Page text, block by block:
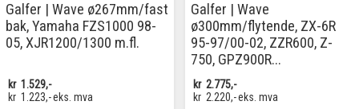
Galfer | Wave ø267mm/fast
bak, Yamaha FZS1000 98-
05, XJR1200/1300 m.fl.
kr 1.529,-
kr 1.223,-eks. mva
Galfer | Wave
ø300mm/flytende, ZX-6R
95-97/00-02, ZZR600, Z-
750, GPZ900R...
kr 2.775,-
kr 2.220,-eks. mva